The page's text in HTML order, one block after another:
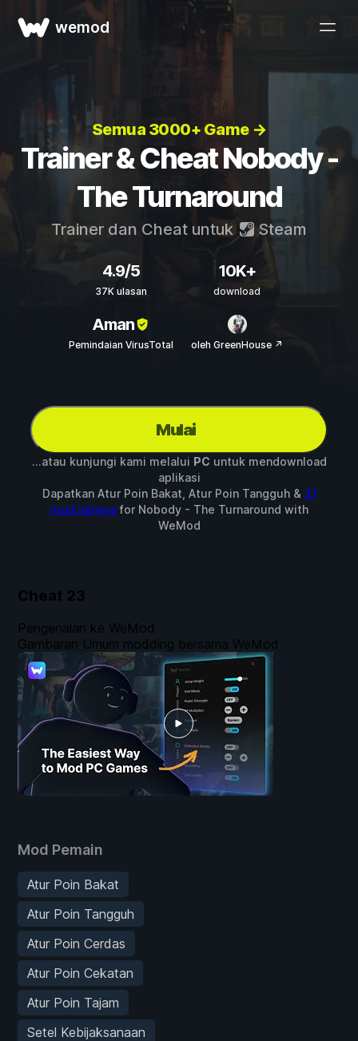
wemod
Semua 3000+ Game →
Trainer & Cheat Nobody -
The Turnaround
Trainer dan Cheat untuk Steam
4.9/5
37K ulasan
10K+
download
Aman
Pemindaian VirusTotal oleh GreenHouse ↗
Mulai
...atau kunjungi kami melalui PC untuk mendownload
aplikasi
Dapatkan Atur Poin Bakat, Atur Poin Tangguh & 21
mod lainnyafor Nobody - The Turnaround with
WeMod
Cheat 23
Mod Pemain
Atur Poin Bakat
Atur Poin Tangguh
Atur Poin Cerdas
Atur Poin Cekatan
Atur Poin Tajam
Setel Kebijaksanaan
Pengenalan ke WeMod
Gambaran Umum modding bersama WeMod